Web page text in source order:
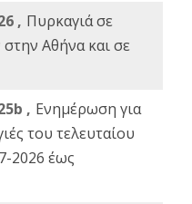
, Πυρκαγιά σε
Αθήνα και σε
, Ενημέρωση για
του τελευταίου
2026 έως